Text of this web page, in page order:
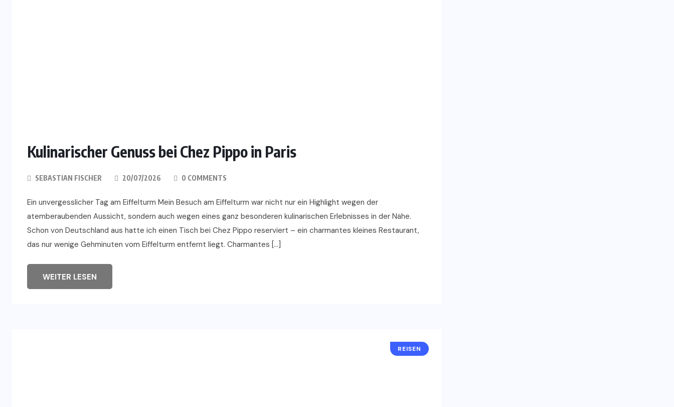
Kulinarischer Genuss bei Chez Pippo in Paris
SEBASTIAN FISCHER 20/07/2026 0 COMMENTS
Ein unvergesslicher Tag am Eiffelturm Mein Besuch am Eiffelturm war nicht nur ein Highlight wegen der
atemberaubenden Aussicht, sondern auch wegen eines ganz besonderen kulinarischen Erlebnisses in der Nähe.
Schon von Deutschland aus hatte ich einen Tisch bei Chez Pippo reserviert – ein charmantes kleines Restaurant,
das nur wenige Gehminuten vom Eiffelturm entfernt liegt. Charmantes […]
WEITER LESEN
REISEN